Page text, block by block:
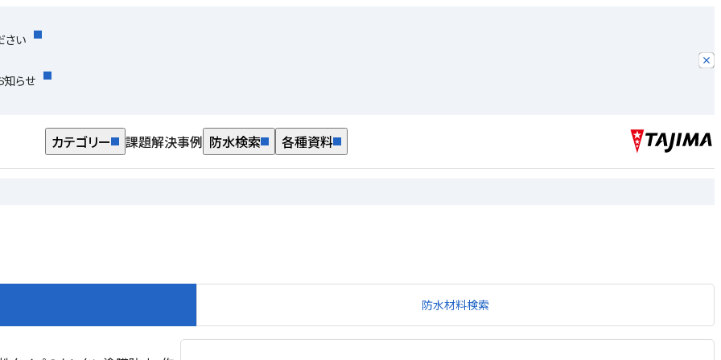
さい
知らせ
カテゴリー 課題解決事例 防水検索 各種資料
防水材料検索